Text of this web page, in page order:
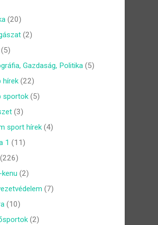
(20)
(2)
(5)
Gazdaság, Politika (5)
hírek(22)
sportok(5)
(3)
sport hírek(4)
1 (11)
(2)
(7)
(10)
(2)